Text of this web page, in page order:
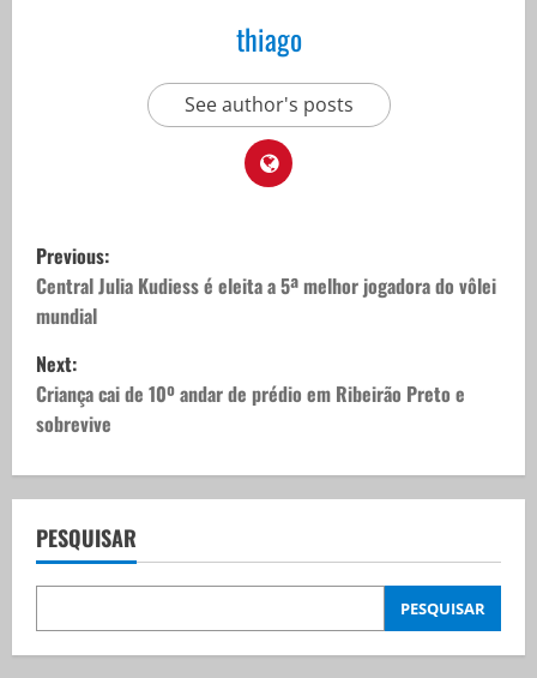
thiago
See author's posts
P
o
s
t
n
a
v
i
g
Previous:
Central Julia Kudiess é eleita a 5ª melhor jogadora do vôlei
mundial
Next:
Criança cai de 10º andar de prédio em Ribeirão Preto e
sobrevive
PESQUISAR
PESQUISAR